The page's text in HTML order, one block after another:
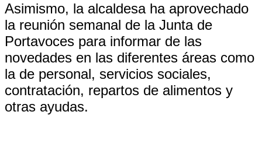
Asimismo, la alcaldesa ha aprovechado
la reunión semanal de la Junta de
Portavoces para informar de las
novedades en las diferentes áreas como
la de personal, servicios sociales,
contratación, repartos de alimentos y
otras ayudas.